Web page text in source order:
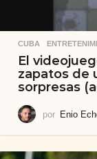
CUBA ,
El
zapatos de
sorpresas
por Enio